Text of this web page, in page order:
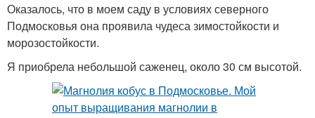
Оказалось, что в моем саду в условиях северного
Подмосковья она проявила чудеса зимостойкости и
морозостойкости.
Я приобрела небольшой саженец, около 30 см высотой.